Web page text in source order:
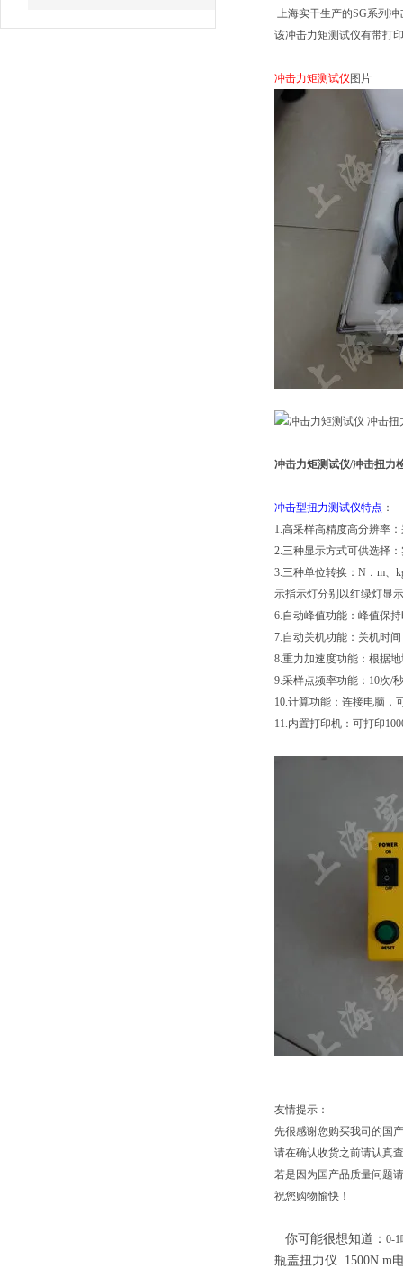
上海实干生产的SG系列
该冲击力矩测试仪有带打
冲击力矩测试仪 图片
冲击力矩测试仪/冲击扭力
冲击型扭力测试仪特点 ：
1.高采样高精度高分辨率
2.三种显示方式可供选择
3.三种单位转换：N﹒m、
示指示灯分别以红绿灯显
6.自动峰值功能：峰值保
7.自动关机功能：关机时
8.重力加速度功能：根据
9.采样点频率功能：10次/
10.计算功能：连接电脑，
11.内置打印机：可打印
友情提示：
先很感谢您购买我司的国
请在确认收货之前请认真
若是因为国产品质量问题
祝您购物愉快！
你可能很想知道： 0-
瓶盖扭力仪 1500N.m